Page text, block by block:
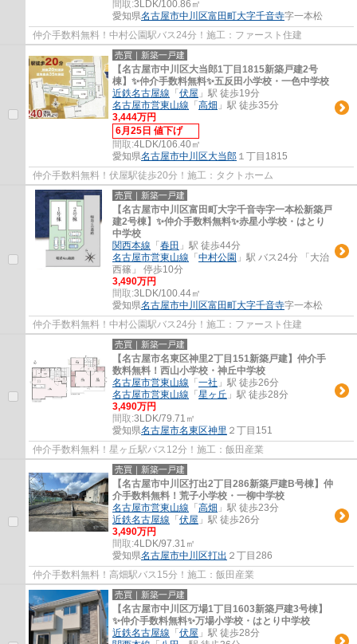
間取:3LDK/100.86㎡
愛知県名古屋市中川区富田町大字千音寺字一本松
仲介手数料無料！中村公園駅バス24分！施工：ファースト住建
売買｜新築一戸建
【名古屋市中川区大当郎1丁目1815新築戸建2号
棟】✨️仲介手数料無料✨️五反田小学校・一色中学校
近鉄名古屋線 「 伏屋 」駅 徒歩19分
名古屋市営東山線 「 高畑 」駅 徒歩35分
3,444万円
6月25日 値下げ
間取:4LDK/106.40㎡
愛知県名古屋市中川区大当郎 １丁目1815
仲介手数料無料！伏屋駅徒歩20分！施工：タクトホーム
売買｜新築一戸建
【名古屋市中川区富田町大字千音寺字一本松新築戸
建2号棟】✨️仲介手数料無料✨️赤星小学校・はとり
中学校
関西本線 「 春田 」駅 徒歩44分
名古屋市営東山線 「 中村公園 」駅 バス24分 「大治
西篠」 停歩10分
3,490万円
間取:3LDK/100.44㎡
愛知県名古屋市中川区富田町大字千音寺字一本松
仲介手数料無料！中村公園駅バス24分！施工：ファースト住建
売買｜新築一戸建
【名古屋市名東区神里2丁目151新築戸建】仲介手
数料無料！西山小学校・神丘中学校
名古屋市営東山線 「 一社 」駅 徒歩26分
名古屋市営東山線 「 星ヶ丘 」駅 徒歩28分
3,490万円
間取:3LDK/79.71㎡
愛知県名古屋市名東区神里 ２丁目151
仲介手数料無料！星ヶ丘駅バス12分！施工：飯田産業
売買｜新築一戸建
【名古屋市中川区打出2丁目286新築戸建B号棟】仲
介手数料無料！荒子小学校・一柳中学校
名古屋市営東山線 「 高畑 」駅 徒歩23分
近鉄名古屋線 「 伏屋 」駅 徒歩26分
3,490万円
間取:4LDK/97.31㎡
愛知県名古屋市中川区打出 ２丁目286
仲介手数料無料！高畑駅バス15分！施工：飯田産業
売買｜新築一戸建
【名古屋市中川区万場1丁目1603新築戸建3号棟】
✨️仲介手数料無料✨️万場小学校・はとり中学校
近鉄名古屋線 「 伏屋 」駅 徒歩28分